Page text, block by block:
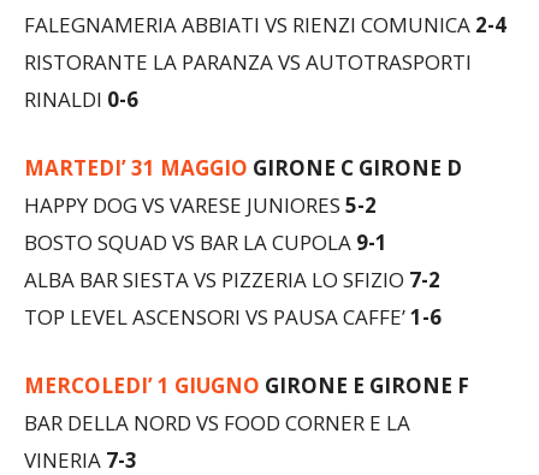
FALEGNAMERIA ABBIATI VS RIENZI COMUNICA 2-4
RISTORANTE LA PARANZA VS AUTOTRASPORTI
RINALDI 0-6
MARTEDI’ 31 MAGGIO GIRONE C GIRONE D
HAPPY DOG VS VARESE JUNIORES 5-2
BOSTO SQUAD VS BAR LA CUPOLA 9-1
ALBA BAR SIESTA VS PIZZERIA LO SFIZIO 7-2
TOP LEVEL ASCENSORI VS PAUSA CAFFE’1-6
MERCOLEDI’ 1 GIUGNO GIRONE E GIRONE F
BAR DELLA NORD VS FOOD CORNER E LA
VINERIA 7-3